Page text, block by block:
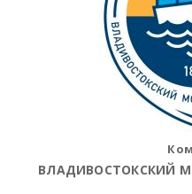
ВЛАДИВОСТОКСКИЙ